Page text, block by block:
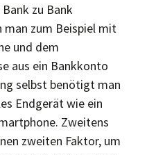
zu Bank
man zum Beispiel mit
und dem
aus ein Bankkonto
selbst benötigt man
Endgerät wie ein
Zweitens
zweiten Faktor, um